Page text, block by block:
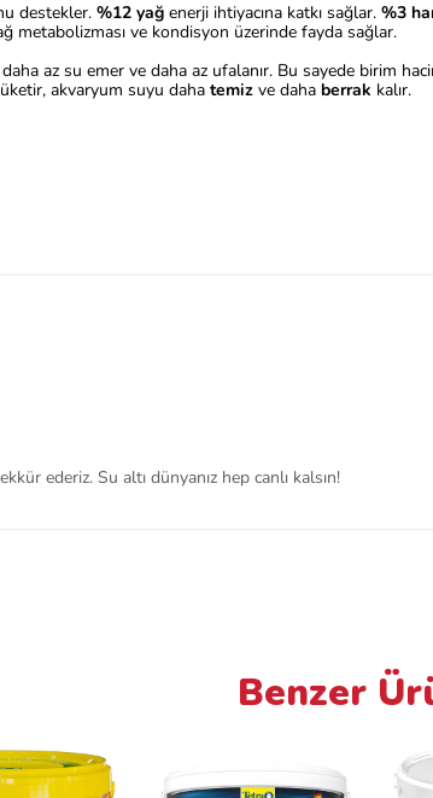
destekler. %12 yağ enerji ihtiyacına katkı sağlar. %3
metabolizması ve kondisyon üzerinde fayda sağlar.
az su emer ve daha az ufalanır. Bu sayede birim
akvaryum suyu daha temiz ve daha berrak kalır.
ederiz. Su altı dünyanız hep canlı kalsın!
Benzer